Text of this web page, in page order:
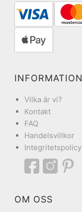
INFORMATION
Vilka är vi?
Kontakt
FAQ
Handelsvillkor
Integritetspolicy
OM OSS